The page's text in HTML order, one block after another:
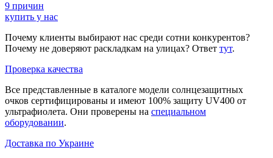
9 причин
купить у нас
Почему клиенты выбирают нас среди сотни конкурентов?
Почему не доверяют раскладкам на улицах? Ответ тут.
Проверка качества
Все представленные в каталоге модели солнцезащитных
очков сертифицированы и имеют 100% защиту UV400 от
ультрафиолета. Они проверены на специальном
оборудовании.
Доставка по Украине